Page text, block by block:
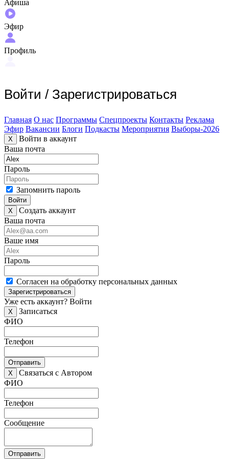
Афиша
Эфир
Профиль
Войти / Зарегистрироваться
Главная О нас Программы Спецпроекты Контакты Реклама
Эфир Вакансии Блоги Подкасты Мероприятия Выборы-2026
X
Войти в аккаунт
Ваша почта
Пароль
Запомнить пароль
Войти
X
Создать аккаунт
Ваша почта
Ваше имя
Пароль
Согласен на обработку персональных данных
Зарегистрироваться
Уже есть аккаунт? Войти
X
Записаться
ФИО
Телефон
Отправить
X
Связаться с Автором
ФИО
Телефон
Сообщение
Отправить